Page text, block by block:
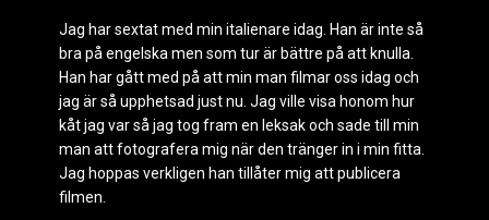
Jag har sextat med min italienare idag. Han är inte så
bra på engelska men som tur är bättre på att knulla.
Han har gått med på att min man filmar oss idag och
jag är så upphetsad just nu. Jag ville visa honom hur
kåt jag var så jag tog fram en leksak och sade till min
man att fotografera mig när den tränger in i min fitta.
Jag hoppas verkligen han tillåter mig att publicera
filmen.